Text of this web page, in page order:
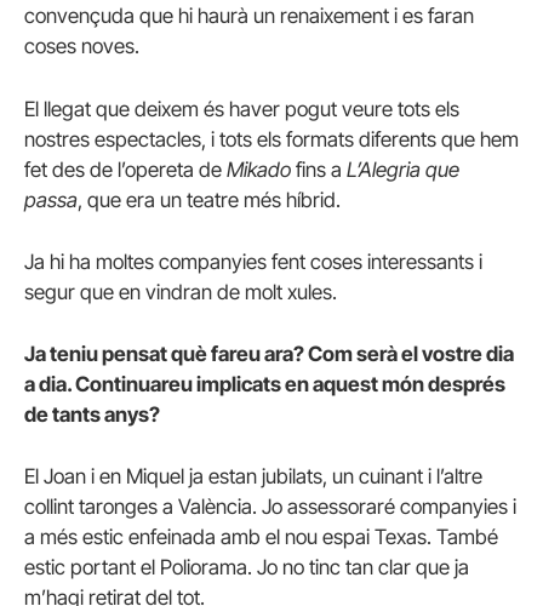
convençuda que hi haurà un renaixement i es faran
coses noves.
El llegat que deixem és haver pogut veure tots els
nostres espectacles, i tots els formats diferents que hem
fet des de l’opereta de Mikado fins a L’Alegria que
passa, que era un teatre més híbrid.
Ja hi ha moltes companyies fent coses interessants i
segur que en vindran de molt xules.
Ja teniu pensat què fareu ara? Com serà el vostre dia
a dia. Continuareu implicats en aquest món després
de tants anys?
El Joan i en Miquel ja estan jubilats, un cuinant i l’altre
collint taronges a València. Jo assessoraré companyies i
a més estic enfeinada amb el nou espai Texas. També
estic portant el Poliorama. Jo no tinc tan clar que ja
m’hagi retirat del tot.